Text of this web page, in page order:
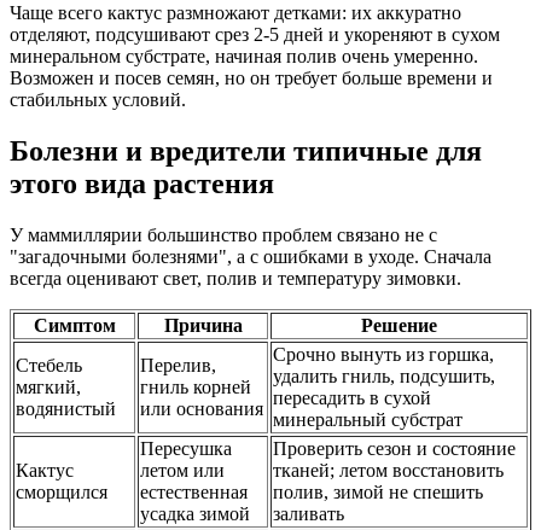
Чаще всего кактус размножают детками: их аккуратно
отделяют, подсушивают срез 2-5 дней и укореняют в сухом
минеральном субстрате, начиная полив очень умеренно.
Возможен и посев семян, но он требует больше времени и
стабильных условий.
Болезни и вредители типичные для
этого вида растения
У маммиллярии большинство проблем связано не с
"загадочными болезнями", а с ошибками в уходе. Сначала
всегда оценивают свет, полив и температуру зимовки.
Симптом Причина
Решение
Стебель
мягкий,
водянистый
Перелив,
гниль корней
или основания
Срочно вынуть из горшка,
удалить гниль, подсушить,
пересадить в сухой
минеральный субстрат
Кактус
сморщился
Пересушка
летом или
естественная
усадка зимой
Проверить сезон и состояние
тканей; летом восстановить
полив, зимой не спешить
заливать